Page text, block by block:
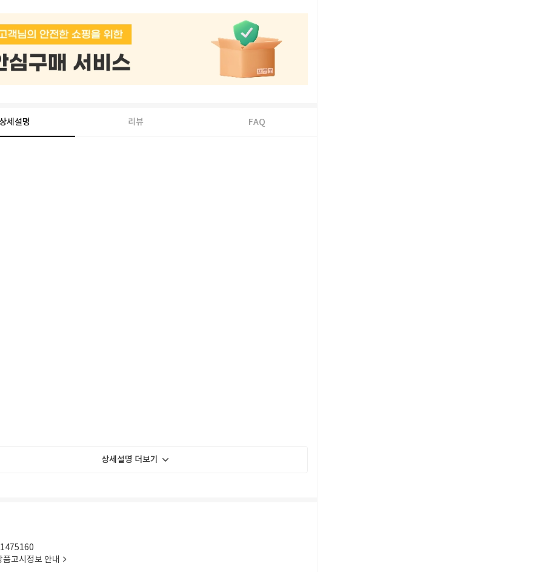
세설명 리뷰 FAQ
상세설명 더보기
품고시정보 안내